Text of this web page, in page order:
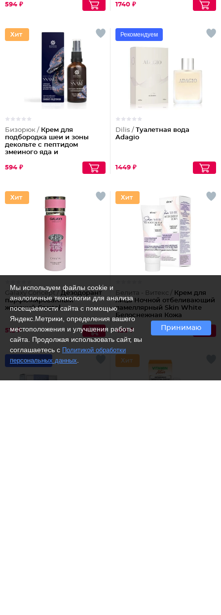
594 ₽ 1740 ₽
Бизорюк / Крем для
подбородка шеи и зоны
декольте с пептидом
змеиного яда и
594 ₽
Рекомендуем
Dilis / Туалетная вода
Adagio
1449 ₽
Galaxy Concept / Дезодорант
парфюмированный
женский Crystal
512 ₽
Белита - Витекс / Крем для
лица Ночной отбеливающий
ламеллярный Skin White
Белоснежная Кожа
420 ₽
Рекомендуем
Мы используем файлы cookie и
аналогичные технологии для анализа
посещаемости сайта с помощью
Яндекс.Метрики, определения вашего
местоположения и улучшения работы
сайта. Продолжая использовать сайт, вы
соглашаетесь с Политикой обработки
персональных данных
Принимаю